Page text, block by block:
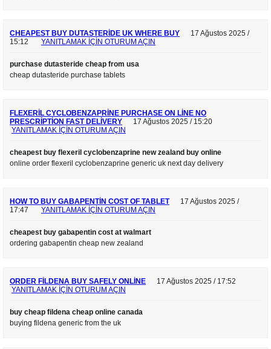
CHEAPEST BUY DUTASTERIDE UK WHERE BUY
17 Ağustos 2025 /
15:12
YANITLAMAK IÇIN OTURUM AÇIN
purchase dutasteride cheap from usa
cheap dutasteride purchase tablets
FLEXERIL CYCLOBENZAPRINE PURCHASE ON LINE NO
PRESCRIPTION FAST DELIVERY
17 Ağustos 2025 / 15:20
YANITLAMAK IÇIN OTURUM AÇIN
cheapest buy flexeril cyclobenzaprine new zealand buy online
online order flexeril cyclobenzaprine generic uk next day delivery
HOW TO BUY GABAPENTIN COST OF TABLET
17 Ağustos 2025 /
17:47
YANITLAMAK IÇIN OTURUM AÇIN
cheapest buy gabapentin cost at walmart
ordering gabapentin cheap new zealand
ORDER FILDENA BUY SAFELY ONLINE
17 Ağustos 2025 / 17:52
YANITLAMAK IÇIN OTURUM AÇIN
buy cheap fildena cheap online canada
buying fildena generic from the uk